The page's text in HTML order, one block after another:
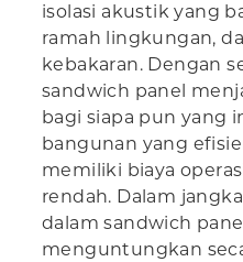
isolasi akustik yang
ramah lingkungan,
kebakaran. Dengan
sandwich panel
bagi siapa pun yang
bangunan yang
memiliki biaya
rendah. Dalam
dalam sandwich
menguntungkan